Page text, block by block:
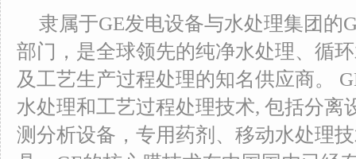
隶属于GE发电设备与水处理集团的
部门，是全球领先的纯净水处理、循
及工艺生产过程处理的知名供应商。
水处理和工艺过程处理技术, 包括分离
测分析设备，专用药剂、移动水处理